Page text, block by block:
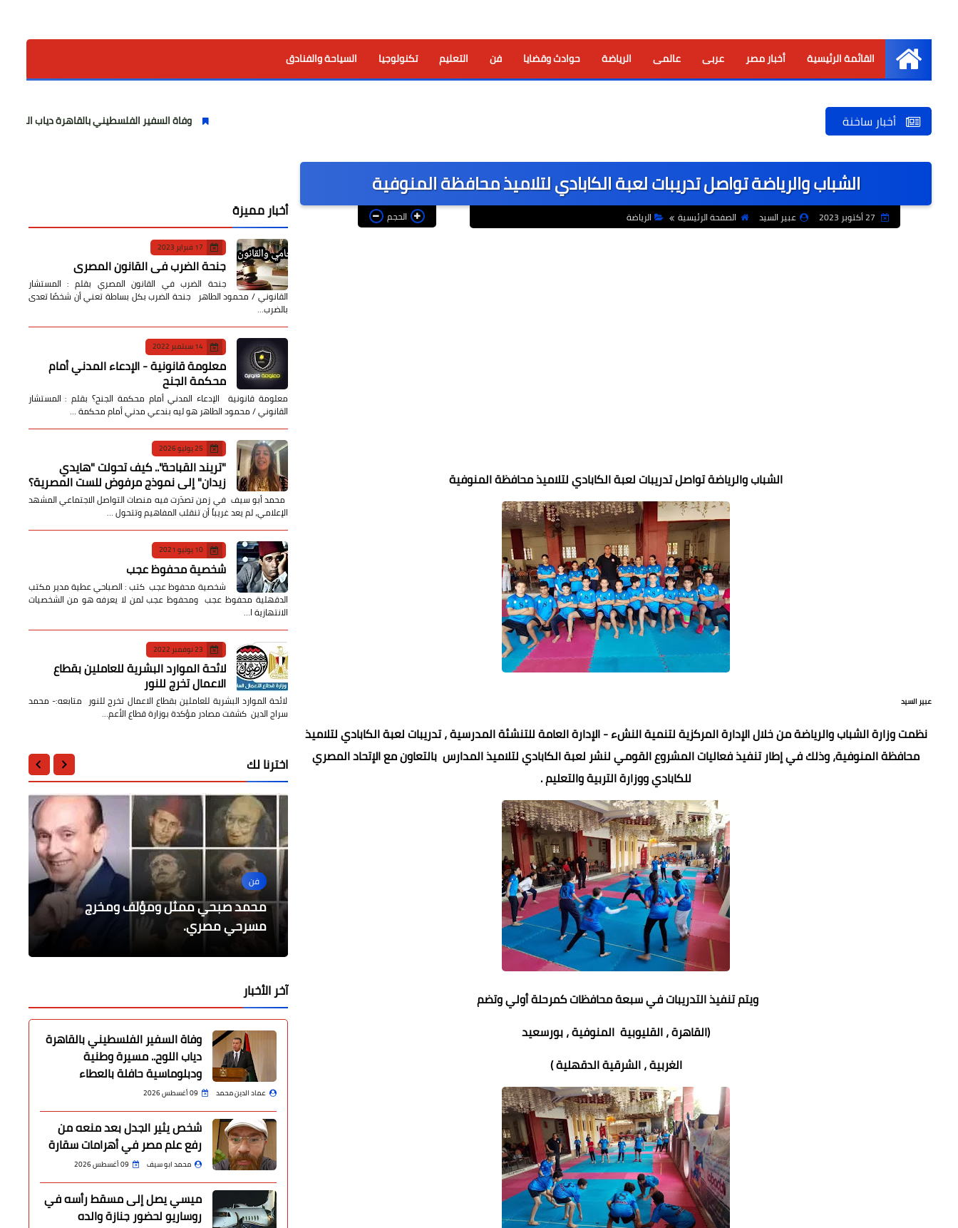
الرئيسية
القائمة الرئيسية أخبار مصر عربى عالمى الرياضة حوادث وقضايا فن التعليم تكنولوجيا السياحة والفنادق
أخبار ساخنة وفاة السفير الفلسطيني بالقاهرة دياب اللوح.. مسيرة وطنية
الشباب والرياضة تواصل تدريبات لعبة الكابادي لتلاميذ محافظة المنوفية
عبير السيد الصفحة الرئيسية الرياضة الحجم
الشباب والرياضة تواصل تدريبات لعبة الكابادي لتلاميذ محافظة المنوفية
عبير السيد
نظمت وزارة الشباب والرياضة من خلال الإدارة المركزية لتنمية النشء - الإدارة العامة للتنشئة المدرسية ، تدريبات لعبة الكابادي لتلاميذ
محافظة المنوفية، وذلك في إطار تنفيذ فعاليات المشروع القومي لنشر لعبة الكابادي لتلاميذ المدارس بالتعاون مع الإتحاد المصري
للكابادي ووزارة التربية والتعليم .
ويتم تنفيذ التدريبات في سبعة محافظات كمرحلة أولي وتضم
(القاهرة ، القليوبية المنوفية ، بورسعيد
الغربية ، الشرقية الدقهلية )
أخبار مميزة
17 فبراير 2023
جنحة الضرب في القانون المصري
جنحة الضرب في القانون المصري بقلم : المستشار
القانوني / محمود الطاهر جنحة الضرب بكل بساطة تعني أن شخصًا تعدى
بالضرب…
14 سبتمبر 2022
معلومة قانونية - الإدعاء المدني أمام
محكمة الجنح
معلومة قانونية الإدعاء المدني أمام محكمة الجنح؟ بقلم : المستشار
القانوني / محمود الطاهر هو ليه بندعي مدني أمام محكمة …
25 يوليو 2026
​"تريند القباحة".. كيف تحولت "هايدي
زيدان" إلى نموذج مرفوض للست المصرية؟
​ محمد أبو سيف ​في زمن تصدّرت فيه منصات التواصل الاجتماعي المشهد
الإعلامي، لم يعد غريباً أن تنقلب المفاهيم وتتحول …
10 يونيو 2021
شخصية محفوظ عجب
شخصية محفوظ عجب كتب : الصباحي عطية مدير مكتب
الدقهلية محفوظ عجب ومحفوظ عجب لمن لا يعرفه هو من الشخصيات
الانتهازية ا…
23 نوفمبر 2022
لائحة الموارد البشرية للعاملين بقطاع
الاعمال تخرج للنور
لائحة الموارد البشرية للعاملين بقطاع الاعمال تخرج للنور متابعه:- محمد
سراج الدين كشفت مصادر مؤكدة بوزارة قطاع الأعم…
اخترنا لك
30 أكتوبر 2022
فن
محمد صبحي ممثل ومؤلف ومخرج
مسرحي مصري.
30 أكتوبر 2022
مجتمع دايلي برس مصر
حوار مع مسئول
30 أكتوبر 2022
محافظات
محافظة الإسماعيلية تعلن عن أرقام
تلقي الشكاوى الخاصة بإرتفاع الأسعار
30 أكتوبر 2022
محافظات
محافظ كفر الشيخ يعقد اجتماعآ لرؤساء
المدن
30 أكتوبر 2022
مطبخ دايلي برس مصر
هامبورجر فراخ محشيه جبنة
آخر الأخبار
وفاة السفير الفلسطيني بالقاهرة
دياب اللوح.. مسيرة وطنية
ودبلوماسية حافلة بالعطاء
عماد الدين محمد 09 أغسطس 2026
شخص يثير الجدل بعد منعه من
رفع علم مصر في أهرامات سقارة
محمد ابو سيف 09 أغسطس 2026
ميسي يصل إلى مسقط رأسه في
روساريو لحضور جنازة والده